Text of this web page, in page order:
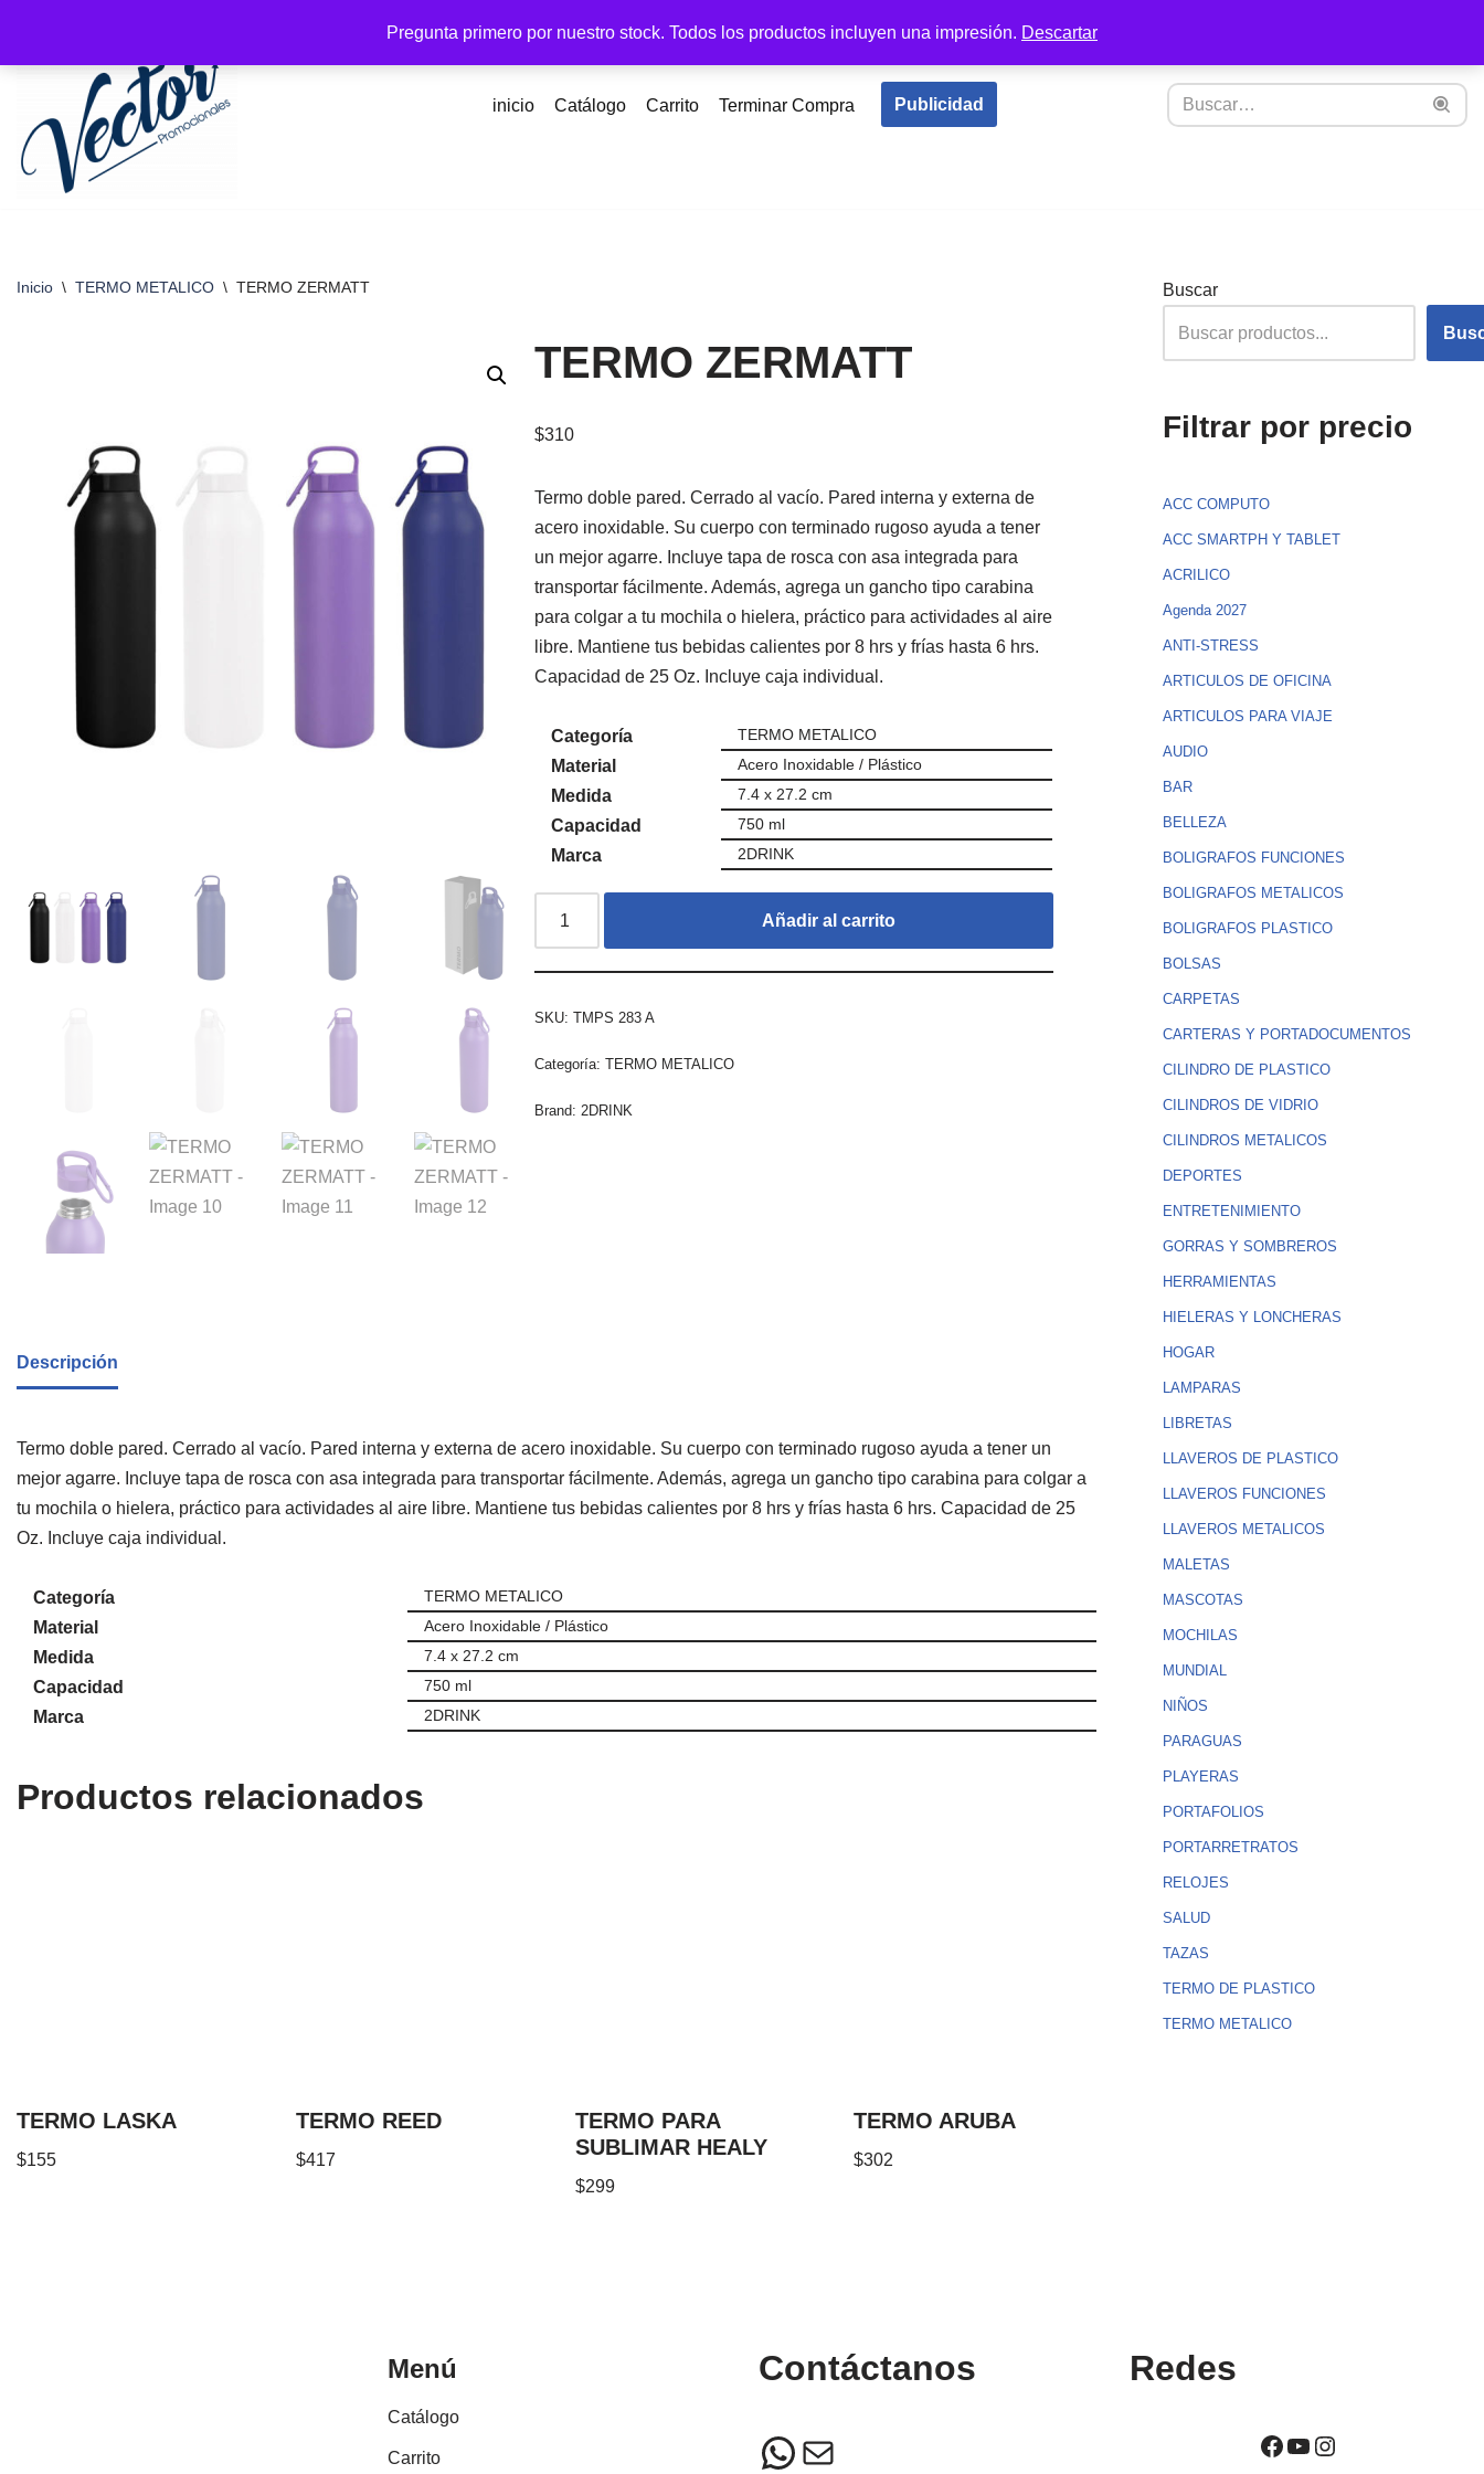
Pregunta primero por nuestro stock. Todos los productos incluyen una impresión. Descartar
Saltar
contenido
inicio Catálogo Carrito Terminar Compra Publicidad
Inicio \ TERMO METALICO \ TERMO ZERMATT
TERMO ZERMATT
$310
Termo doble pared. Cerrado al vacío. Pared interna y externa de
acero inoxidable. Su cuerpo con terminado rugoso ayuda a tener
un mejor agarre. Incluye tapa de rosca con asa integrada para
transportar fácilmente. Además, agrega un gancho tipo carabina
para colgar a tu mochila o hielera, práctico para actividades al aire
libre. Mantiene tus bebidas calientes por 8 hrs y frías hasta 6 hrs.
Capacidad de 25 Oz. Incluye caja individual.
Categoría TERMO METALICO
Material Acero Inoxidable / Plástico
Medida 7.4 x 27.2 cm
Capacidad 750 ml
Marca 2DRINK
Añadir al carrito
SKU:TMPS 283 A
Categoría:TERMO METALICO
Brand:2DRINK
Descripción
Termo doble pared. Cerrado al vacío. Pared interna y externa de acero inoxidable. Su cuerpo con terminado rugoso ayuda a tener un
mejor agarre. Incluye tapa de rosca con asa integrada para transportar fácilmente. Además, agrega un gancho tipo carabina para colgar a
tu mochila o hielera, práctico para actividades al aire libre. Mantiene tus bebidas calientes por 8 hrs y frías hasta 6 hrs. Capacidad de 25
Oz. Incluye caja individual.
Categoría TERMO METALICO
Material Acero Inoxidable / Plástico
Medida 7.4 x 27.2 cm
Capacidad 750 ml
Marca 2DRINK
Productos relacionados
TERMO LASKA
$155
TERMO REED
$417
TERMO PARA
SUBLIMAR HEALY
$299
TERMO ARUBA
$302
Buscar
Filtrar por precio
ACC COMPUTO
ACC SMARTPH Y TABLET
ACRILICO
Agenda 2027
ANTI-STRESS
ARTICULOS DE OFICINA
ARTICULOS PARA VIAJE
AUDIO
BAR
BELLEZA
BOLIGRAFOS FUNCIONES
BOLIGRAFOS METALICOS
BOLIGRAFOS PLASTICO
BOLSAS
CARPETAS
CARTERAS Y PORTADOCUMENTOS
CILINDRO DE PLASTICO
CILINDROS DE VIDRIO
CILINDROS METALICOS
DEPORTES
ENTRETENIMIENTO
GORRAS Y SOMBREROS
HERRAMIENTAS
HIELERAS Y LONCHERAS
HOGAR
LAMPARAS
LIBRETAS
LLAVEROS DE PLASTICO
LLAVEROS FUNCIONES
LLAVEROS METALICOS
MALETAS
MASCOTAS
MOCHILAS
MUNDIAL
NIÑOS
PARAGUAS
PLAYERAS
PORTAFOLIOS
PORTARRETRATOS
RELOJES
SALUD
TAZAS
TERMO DE PLASTICO
TERMO METALICO
Menú
Catálogo
Carrito
Contáctanos Redes